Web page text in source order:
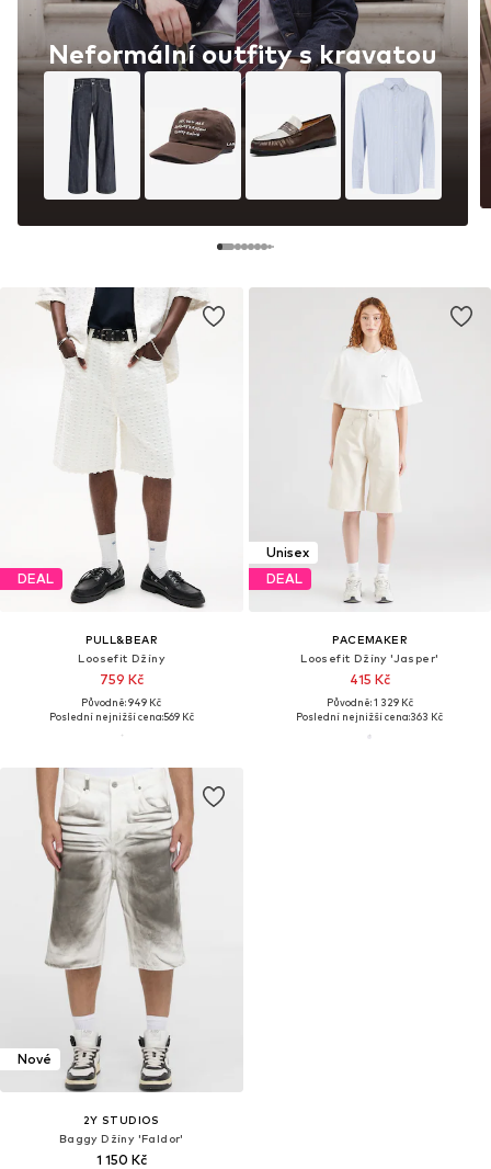
Neformální outfity s kravatou
DEAL
PULL&BEAR
Loosefit Džíny
759 Kč
Původně: 949 Kč
Poslední nejnižší cena:569 Kč
Unisex
DEAL
PACEMAKER
Loosefit Džíny 'Jasper'
415 Kč
Původně: 1 329 Kč
Poslední nejnižší cena:363 Kč
Nové
2Y STUDIOS
Baggy Džíny 'Faldor'
1 150 Kč